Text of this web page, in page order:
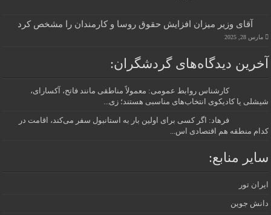
آقای وزیر میزان افزایش حقوق روسا و کارمندان را مشخص کرد
مارس 28, 2025
آخرین دیدگاه‌های گردشگران:
کارشناس روابط عمومی: معمولاً مناطقی مانند فاتح، آکسارای،
شیشلی یا کادیکوی انتخاب‌های مناسبی هستند؛ زی...
فرهاد: اگر کسی برای اولین بار به استانبول سفر می‌کند، اقامت در
کدام منطقه هم اقتصادی اس...
سایر منابع:
ایران تور
دانش جوین